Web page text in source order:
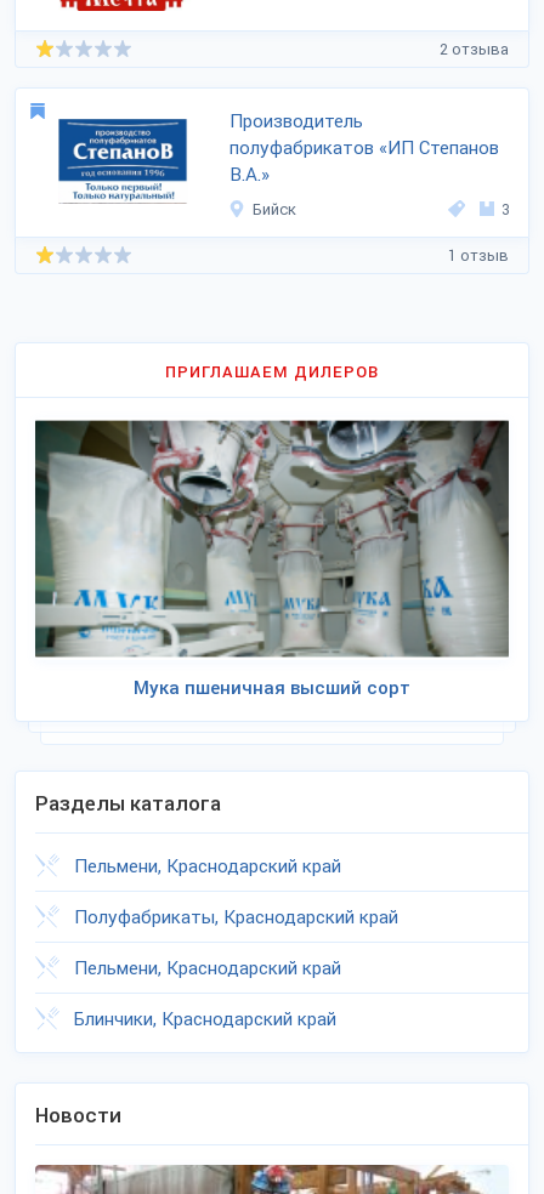
2 отзыва
Производитель
полуфабрикатов «ИП Степанов
В.А.»
Бийск 3
1 отзыв
ПРИГЛАШАЕМ ДИЛЕРОВ
Мука пшеничная высший сорт
Разделы каталога
Пельмени, Краснодарский край
Полуфабрикаты, Краснодарский край
Пельмени, Краснодарский край
Блинчики, Краснодарский край
Новости